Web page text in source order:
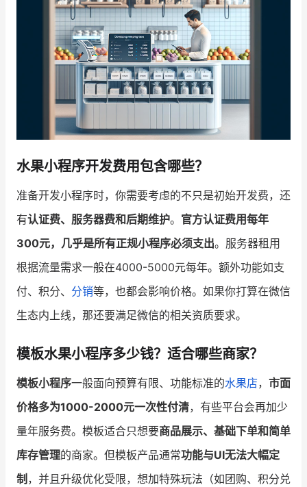
增长俱乐部
增长俱乐部 有赞商盟
社群交流
有赞云 数据通服务
水果小程序开发费用包含哪些？
准备开发小程序时，你需要考虑的不只是初始开发费，还
有认证费、服务器费和后期维护。 官方认证费用每年
300元，几乎是所有正规小程序必须支出。服务器租用
根据流量需求一般在4000-5000元每年。额外功能如支
付、积分、 分销等，也都会影响价格。如果你打算在微信
生态内上线，那还要满足微信的相关资质要求。
模板水果小程序多少钱？适合哪些商家？
模板小程序一般面向预算有限、功能标准的水果店， 市面
价格多为1000-2000元一次性付清，有些平台会再加少
量年服务费。模板适合只想要商品展示、基础下单和简单
库存管理的商家。但模板产品通常功能与UI无法大幅定
制 ，并且升级优化受限，想加特殊玩法（如团购、积分兑